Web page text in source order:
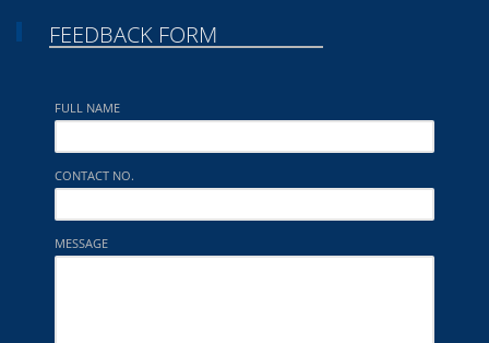
FEEDBACK FORM
FULL NAME
CONTACT NO.
MESSAGE